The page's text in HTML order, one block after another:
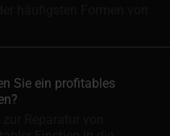
Sie ein profitables